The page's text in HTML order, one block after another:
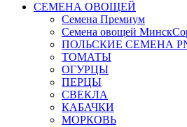
СЕМЕНА ОВОЩЕЙ
Семена Премиум
Семена овощей
ПОЛЬСКИЕ СЕМЕНА
ТОМАТЫ
ОГУРЦЫ
ПЕРЦЫ
СВЕКЛА
КАБАЧКИ
МОРКОВЬ